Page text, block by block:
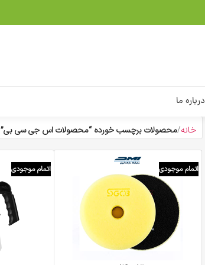
درباره ما
خانه محصولات برچسب خورده “محصولات اس جی سی بی”
اتمام موجودی اتمام موجودی